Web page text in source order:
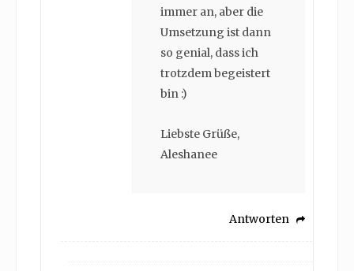
immer an, aber die
Umsetzung ist dann
so genial, dass ich
trotzdem begeistert
bin :)
Liebste Grüße,
Aleshanee
Antworten